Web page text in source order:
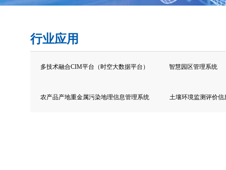
行业应用
多技术融合CIM平台（时空大数据平台） 智慧园区管理系统
农产品产地重金属污染地理信息管理系统 土壤环境监测评价信